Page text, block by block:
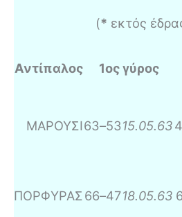
(* εκτός
Αντίπαλος 1ος γύρος
ΜΑΡΟΥΣΙ63–5315.05.63
ΠΟΡΦΥΡΑΣ 66–4718.05.63